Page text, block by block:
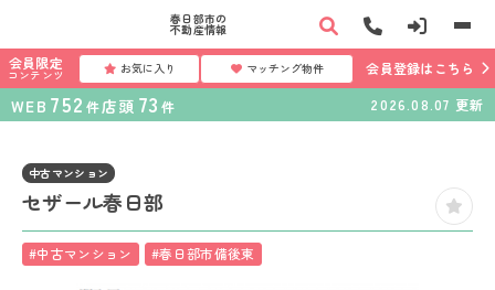
春日部市の
不動産情報
会員限定
コンテンツ お気に入り マッチング物件 会員登録はこちら
WEB 752 件店頭 73 件 2026.08.07 更新
中古マンション
セザール春日部
#中古マンション #春日部市備後東